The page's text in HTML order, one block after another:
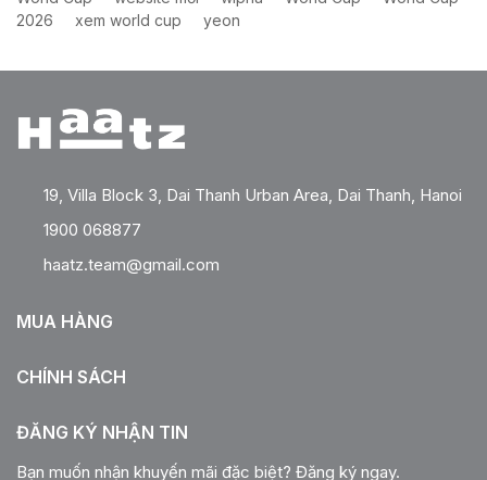
2026
xem world cup yeon
19, Villa Block 3, Dai Thanh Urban Area, Dai Thanh, Hanoi
1900 068877
haatz.team@gmail.com
MUA HÀNG
CHÍNH SÁCH
ĐĂNG KÝ NHẬN TIN
Bạn muốn nhận khuyến mãi đặc biệt? Đăng ký ngay.